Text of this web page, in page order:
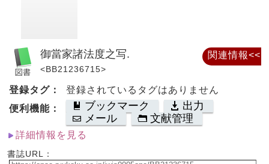
御當家諸法度之写.
<BB21236715>
登録タグ：
登録されているタグはありません
便利機能：
ブックマーク
出力
メール
文献管理
詳細情報を見る
書誌URL：
関連情報<<